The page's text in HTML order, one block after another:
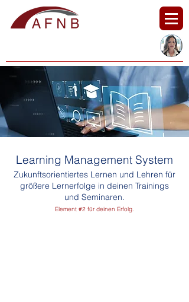
Learning Management System
Zukunftsorientiertes Lernen und Lehren für
größere Lernerfolge in deinen Trainings
und Seminaren.
Element #2 für deinen Erfolg.